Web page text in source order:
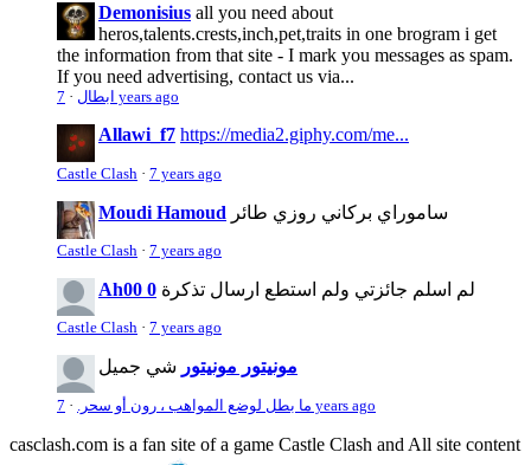
Demonisius all you need about
heros,talents.crests,inch,pet,traits in one brogram i get
the information from that site - I mark you messages as spam.
If you need advertising, contact us via...
ابطال · 7 years ago
Allawi_f7 https://media2.giphy.com/me...
Castle Clash · 7 years ago
Moudi Hamoud ساموراي بركاني روزي طائر
Castle Clash · 7 years ago
Ah00 0 لم اسلم جائزتي ولم استطع ارسال تذكرة
Castle Clash · 7 years ago
مونيتور مونيتور شي جميل
ما بطل لوضع المواهب ، رون أو سحر. · 7 years ago
casclash.com is a fan site of a game Castle Clash and All site content